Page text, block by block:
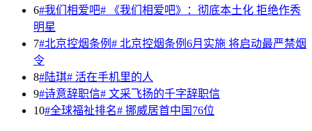
6#我们相爱吧# 《我们相爱吧》：彻底本土化 拒绝作秀
明星
7#北京控烟条例# 北京控烟条例6月实施 将启动最严禁烟
令
8#陆琪# 活在手机里的人
9#诗意辞职信# 文采飞扬的千字辞职信
10#全球福祉排名# 挪威居首中国76位